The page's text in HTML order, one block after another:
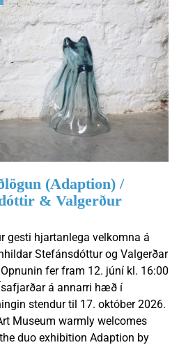
(Adaption) /
& Valgerður
gesti hjartanlega velkomna á
Stefánsdóttur og Valgerðar
fer fram 12. júní kl. 16:00
á annarri hæð í
stendur til 17. október 2026.
Museum warmly welcomes
duo exhibition Adaption by